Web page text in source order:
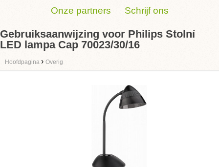
Onze partners
Schrijf ons
Gebruiksaanwijzing voor Philips Stolní
LED lampa Cap 70023/30/16
Hoofdpagina › Overig